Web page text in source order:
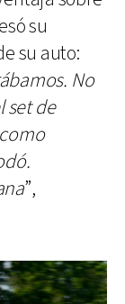
su
su auto:
No
set de
”,